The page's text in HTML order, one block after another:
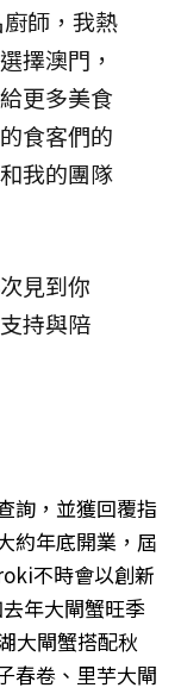
師，我熱
擇澳門，
更多美食
食客們的
我的團隊
見到你
持與陪
詢，並獲回覆指
約年底開業，屆
不時會以創新
年大閘蟹旺季
大閘蟹搭配秋
春卷、里芋大閘